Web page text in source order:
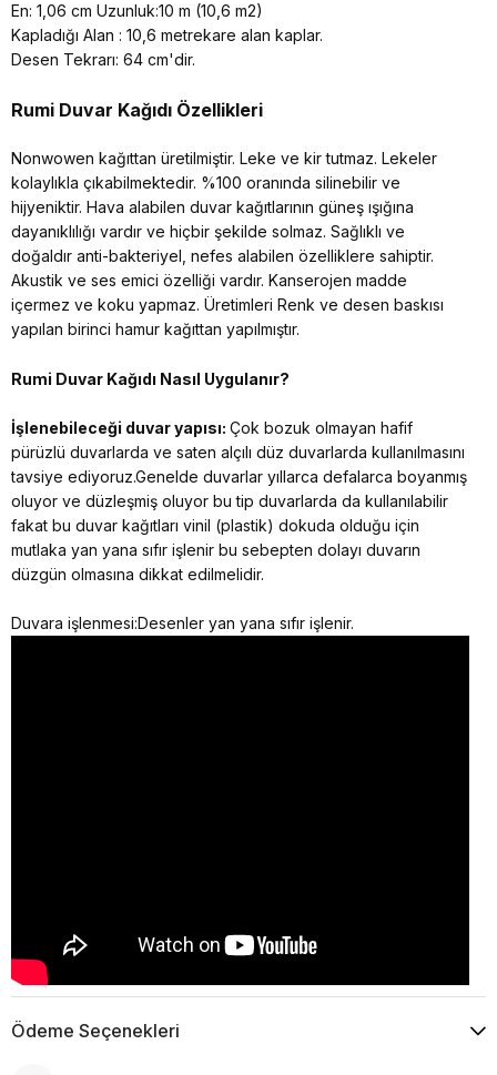
En: 1,06 cm Uzunluk:10 m (10,6 m2)
Kapladığı Alan : 10,6 metrekare alan kaplar.
Desen Tekrarı: 64 cm'dir.
Rumi Duvar Kağıdı Özellikleri
Nonwowen kağıttan üretilmiştir. Leke ve kir tutmaz. Lekeler
kolaylıkla çıkabilmektedir. %100 oranında silinebilir ve
hijyeniktir. Hava alabilen duvar kağıtlarının güneş ışığına
dayanıklılığı vardır ve hiçbir şekilde solmaz. Sağlıklı ve
doğaldır anti-bakteriyel, nefes alabilen özelliklere sahiptir.
Akustik ve ses emici özelliği vardır. Kanserojen madde
içermez ve koku yapmaz. Üretimleri Renk ve desen baskısı
yapılan birinci hamur kağıttan yapılmıştır.
Rumi Duvar Kağıdı Nasıl Uygulanır?
İşlenebileceği duvar yapısı: Çok bozuk olmayan hafif
pürüzlü duvarlarda ve saten alçılı düz duvarlarda kullanılmasını
tavsiye ediyoruz.Genelde duvarlar yıllarca defalarca boyanmış
oluyor ve düzleşmiş oluyor bu tip duvarlarda da kullanılabilir
fakat bu duvar kağıtları vinil (plastik) dokuda olduğu için
mutlaka yan yana sıfır işlenir bu sebepten dolayı duvarın
düzgün olmasına dikkat edilmelidir.
Duvara işlenmesi:Desenler yan yana sıfır işlenir.
Ödeme Seçenekleri